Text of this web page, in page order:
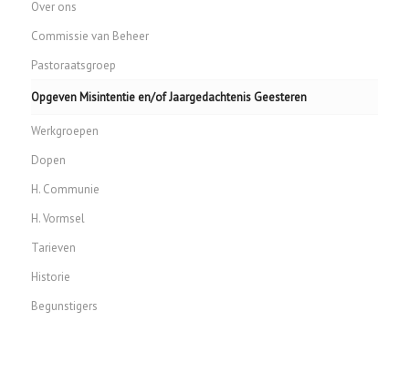
Over ons
Commissie van Beheer
Pastoraatsgroep
Opgeven Misintentie en/of Jaargedachtenis Geesteren
Werkgroepen
Dopen
H. Communie
H. Vormsel
Tarieven
Historie
Begunstigers